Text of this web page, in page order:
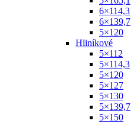
6×114,3
6×139,7
5×120
Hliníkové
5×112
5×114,3
5×120
5×127
5×130
5×139,7
5×150